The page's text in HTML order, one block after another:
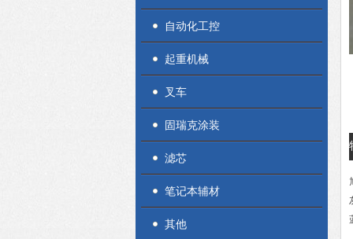
自动化工控
起重机械
叉车
固瑞克涂装
滤芯
笔记本辅材
其他